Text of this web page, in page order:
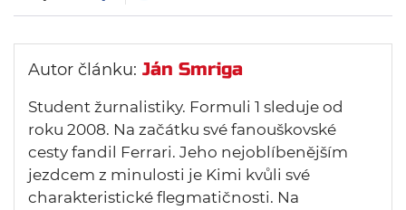
Autor článku: Ján Smriga
Student žurnalistiky. Formuli 1 sleduje od
roku 2008. Na začátku své fanouškovské
cesty fandil Ferrari. Jeho nejoblíbenějším
jezdcem z minulosti je Kimi kvůli své
charakteristické flegmatičnosti. Na